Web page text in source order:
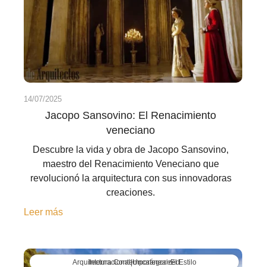
14/07/2025
Jacopo Sansovino: El Renacimiento
veneciano
Descubre la vida y obra de Jacopo Sansovino,
maestro del Renacimiento Veneciano que
revolucionó la arquitectura con sus innovadoras
creaciones.
Leer más
Arquitectura Contemporánea>El Estilo Internacional|Uncategorized